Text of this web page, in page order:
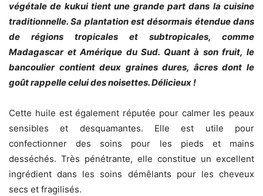
végétale de kukui tient une grande part dans la cuisine
traditionnelle. Sa plantation est désormais étendue dans
de régions tropicales et subtropicales, comme
Madagascar et Amérique du Sud. Quant à son fruit, le
bancoulier contient deux graines dures, âcres dont le
goût rappelle celui des noisettes. Délicieux !
Cette huile est également réputée pour calmer les peaux
sensibles et desquamantes. Elle est utile pour
confectionner des soins pour les pieds et mains
desséchés. Très pénétrante, elle constitue un excellent
ingrédient dans les soins démêlants pour les cheveux
secs et fragilisés.